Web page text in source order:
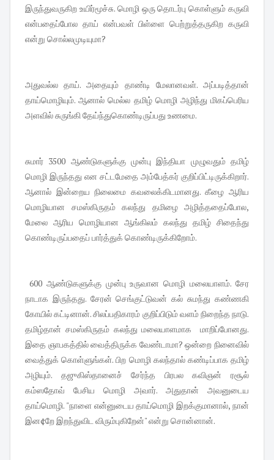
இருந்துவருகிற உயிர்மூச்சு. மொழி ஒரு தொடர்பு கொள்ளும் கருவி
என்பதைப்போல தாய் என்பவள் பிள்ளை பெற்றுத்தருகிற கருவி
என்று சொல்லமுடியுமா?
அதுவல்ல தாய். அதையும் தாண்டி மேலானவள். அப்படித்தான்
தாய்மொழியும். ஆனால் மெல்ல தமிழ் மொழி அழிந்து மிகப்பெரிய
அளவில் சுருங்கி தேய்ந்துகொண்டிருப்பது உணமை.
சுமார் 3500 ஆண்டுகளுக்கு முன்பு இந்தியா முழுவதும் தமிழ்
மொழி இருந்தது என சட்டமேதை அம்பேத்கர் குறிப்பிட்டிருக்கிறார்.
ஆனால் இன்றைய நிலைமை கவலைக்கிடமானது. கீழை ஆரிய
மொழியான சமஸ்கிருதம் கலந்து தமிழை அழித்ததைப்போல,
மேலை ஆரிய மொழியான ஆங்கிலம் கலந்து தமிழ் சிதைந்து
கொண்டிருப்பதைப் பார்த்துக் கொண்டிருக்கிறோம்.
600 ஆண்டுகளுக்கு முன்பு உருவான மொழி மலையாளம். சேர
நாடாக இருந்தது. சேரன் செங்குட்டுவன் கல் சுமந்து கண்ணகி
கோயில் கட்டினான். சிலப்பதிகாரம் குறிப்பிடும் வளம் நிறைந்த நாடு.
தமிழ்தான் சமஸ்கிருதம் கலந்து மலையாளமாக மாறிப்போனது.
இதை ஞாபகத்தில் வைத்திருக்க வேண்டாமா? ஒன்றை நினைவில்
வைத்துக் கொள்ளுங்கள். பிற மொழி கலந்தால் கண்டிப்பாக தமிழ்
அழியும். தஜுகிஸ்தானைச் சேர்ந்த பிரபல கவிஞன் ரசூல்
கம்ஸதோவ் பேசிய மொழி அவார். அதுதான் அவனுடைய
தாய்மொழி. "நாளை என்னுடைய தாய்மொழி இறக்குமானால், நான்
இன¢றே இறந்துவிட விரும்புகிறேன்" என்று சொன்னான்.